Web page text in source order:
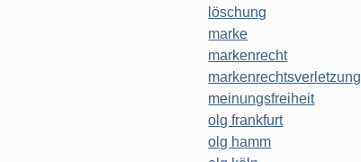
löschung
marke
markenrecht
markenrechtsverletzung
meinungsfreiheit
olg frankfurt
olg hamm